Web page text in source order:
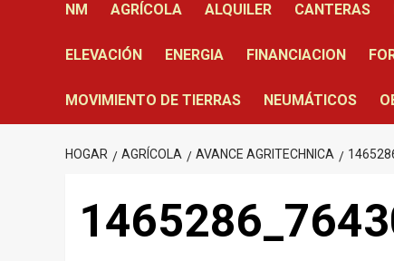
NM AGRÍCOLA ALQUILER CANTERAS
ELEVACIÓN ENERGIA FINANCIACION
MOVIMIENTO DE TIERRAS NEUMÁTICOS
HOGAR AGRÍCOLA AVANCE AGRITECHNICA